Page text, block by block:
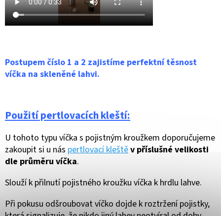
Postupem číslo 1 a 2 zajistíme perfektní těsnost
víčka na skleněné lahvi.
Použití pertlovacích kleští:
U tohoto typu víčka s pojistným kroužkem doporučujeme
zakoupit si u nás pertlovací kleštěv příslušné velikosti
dle průměru víčka.
Slouží k přilnutí pojistného kroužku víčka k hrdlu lahve.
Při pokusu odšroubovat víčko dojde k roztržení pojistky,